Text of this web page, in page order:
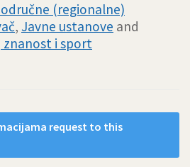
(regionalne)
, Javne ustanove and
znanost i sport
request to this